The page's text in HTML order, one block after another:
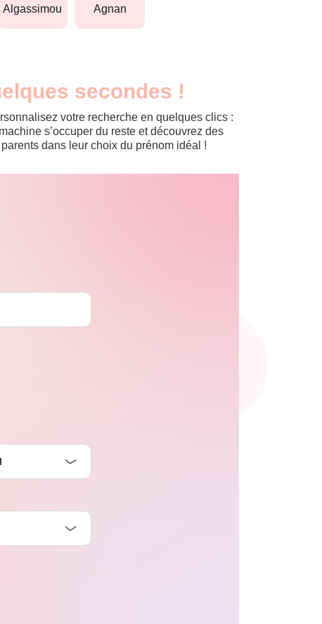
algassimou agnan
secondes !
votre recherche en quelques clics :
s’occuper du reste et découvrez des
dans leur choix du prénom idéal !